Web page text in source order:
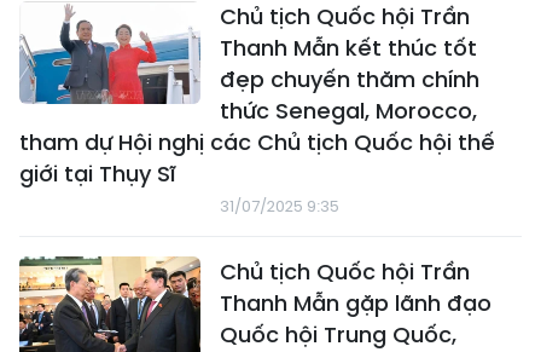
Chủ tịch Quốc hội Trần
Thanh Mẫn kết thúc tốt
đẹp chuyến thăm chính
thức Senegal, Morocco,
tham dự Hội nghị các Chủ tịch Quốc hội thế
giới tại Thụy Sĩ
31/07/2025 9:35
Chủ tịch Quốc hội Trần
Thanh Mẫn gặp lãnh đạo
Quốc hội Trung Quốc,